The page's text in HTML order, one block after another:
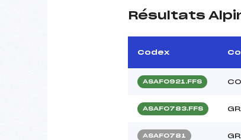
Résultats
Codex
ASAF0921.FFS
ASAF0783.FFS
ASAF0781